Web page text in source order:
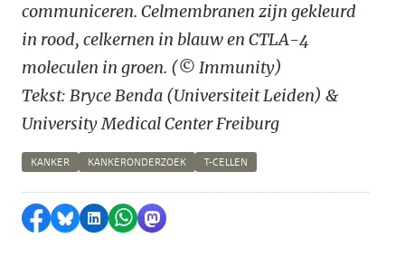
communiceren. Celmembranen zijn gekleurd
in rood, celkernen in blauw en CTLA-4
moleculen in groen. (© Immunity)
Tekst: Bryce Benda (Universiteit Leiden) &
University Medical Center Freiburg
KANKER KANKERONDERZOEK T-CELLEN
Delen op Facebook
Delen via Bluesky
Delen op LinkedIn
Delen via WhatsApp
Delen via Mastodon